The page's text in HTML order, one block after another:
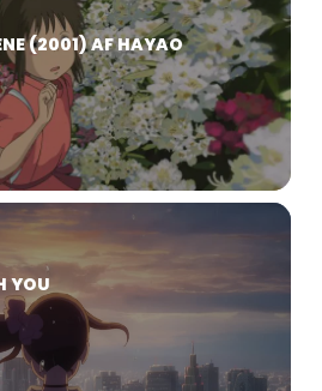
(2001) AF HAYAO
YOU